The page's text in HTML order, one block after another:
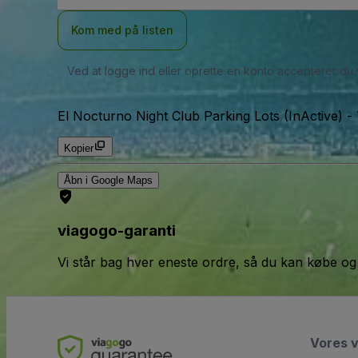
Kom med på listen
Ved at logge ind eller oprette en konto accepterer du
El Nocturno Night Club Parking Lots (InActive) -
Kopier
Åbn i Google Maps
viagogo-garanti
Vi står bag hver eneste ordre, så du kan købe
Vores